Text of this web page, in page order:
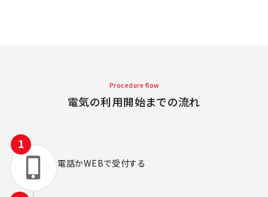
Procedure flow
電気の利用開始までの流れ
電話かWEBで受付する